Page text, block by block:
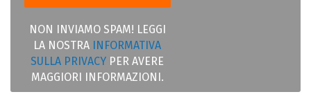
NON INVIAMO SPAM! LEGGI
LA NOSTRA
INFORMATIVA
SULLA PRIVACY PER AVERE
MAGGIORI INFORMAZIONI.